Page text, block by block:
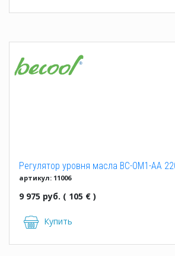
Регулятор уровня масла BC-OM1-AA
артикул: 11006
9 975 руб. ( 105 € )
Купить